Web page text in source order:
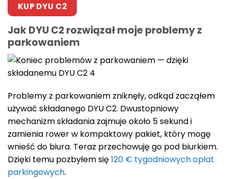
KUP DYU C2
Jak DYU C2 rozwiązał moje problemy z
parkowaniem
Problemy z parkowaniem zniknęły, odkąd zacząłem
używać składanego DYU C2. Dwustopniowy
mechanizm składania zajmuje około 5 sekund i
zamienia rower w kompaktowy pakiet, który mogę
wnieść do biura. Teraz przechowuję go pod biurkiem.
Dzięki temu pozbyłem się120 € tygodniowych opłat
parkingowych.